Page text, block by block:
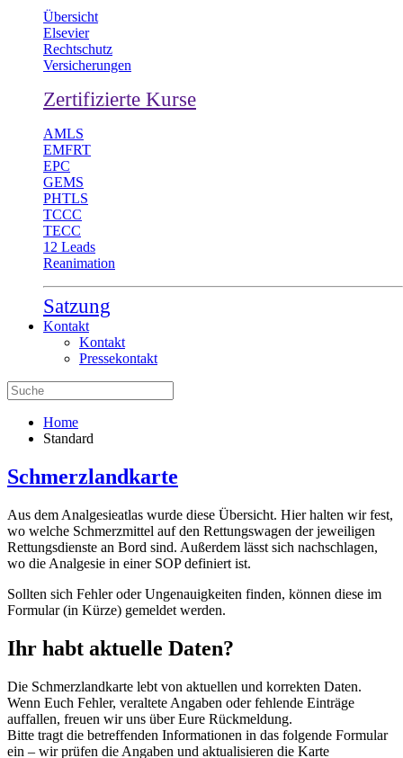
Übersicht
Elsevier
Rechtschutz
Versicherungen
Zertifizierte Kurse
AMLS
EMFRT
EPC
GEMS
PHTLS
TCCC
TECC
12 Leads
Reanimation
Satzung
Kontakt
Kontakt
Pressekontakt
Home
Standard
Schmerzlandkarte
Aus dem Analgesieatlas wurde diese Übersicht. Hier halten wir fest,
wo welche Schmerzmittel auf den Rettungswagen der jeweiligen
Rettungsdienste an Bord sind. Außerdem lässt sich nachschlagen,
wo die Analgesie in einer SOP definiert ist.
Sollten sich Fehler oder Ungenauigkeiten finden, können diese im
Formular (in Kürze) gemeldet werden.
Ihr habt aktuelle Daten?
Die Schmerzlandkarte lebt von aktuellen und korrekten Daten.
Wenn Euch Fehler, veraltete Angaben oder fehlende Einträge
auffallen, freuen wir uns über Eure Rückmeldung.
Bitte tragt die betreffenden Informationen in das folgende Formular
ein – wir prüfen die Angaben und aktualisieren die Karte